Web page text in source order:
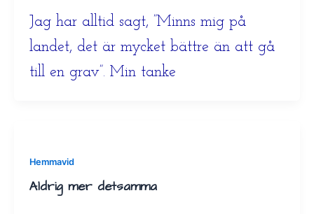
Jag har alltid sagt, ”Minns mig på
landet, det är mycket bättre än att gå
till en grav”. Min tanke
Hemmavid
Aldrig mer detsamma